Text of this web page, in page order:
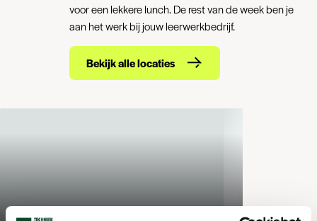
voor een lekkere lunch. De rest van de week ben je
aan het werk bij jouw leerwerkbedrijf.
Bekijk alle locaties